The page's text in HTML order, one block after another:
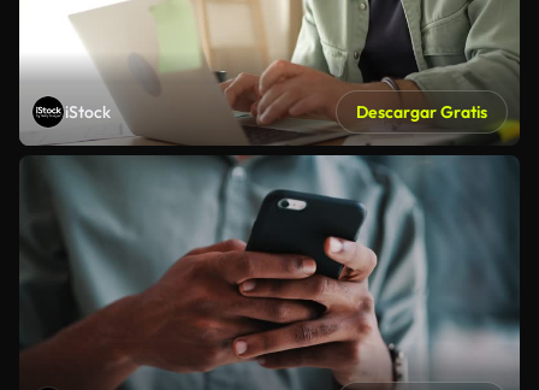
iStock Descargar Gratis